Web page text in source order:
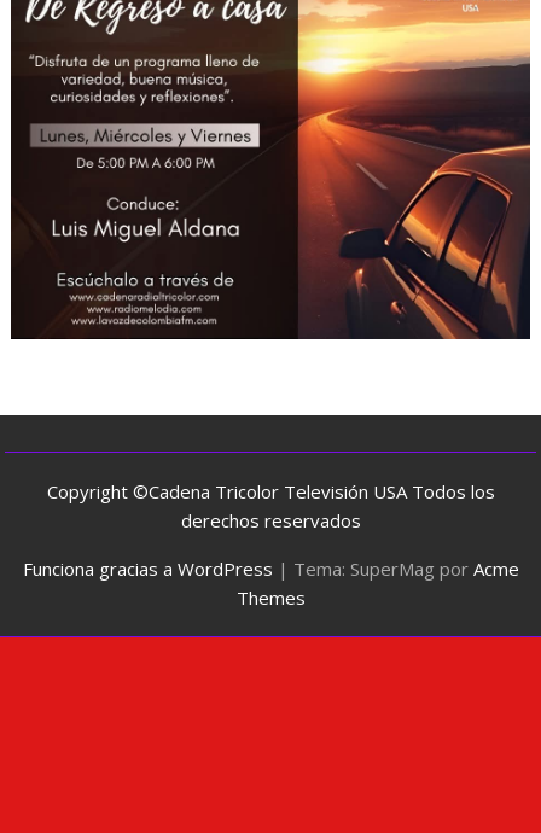
Copyright ©Cadena Tricolor Televisión USA Todos los
derechos reservados
Funciona gracias a WordPress | Tema: SuperMag por Acme
Themes